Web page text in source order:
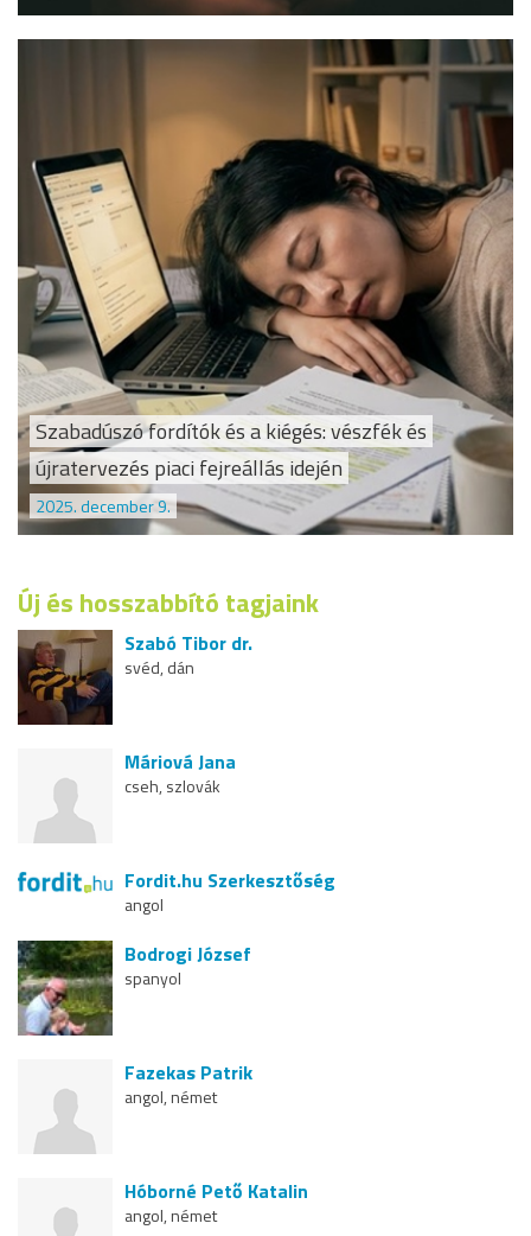
Szabadúszó fordítók és a kiégés: vészfék és
újratervezés piaci fejreállás idején
2025. december 9.
Új és hosszabbító tagjaink
Szabó Tibor dr.
svéd, dán
Máriová Jana
cseh, szlovák
Fordit.hu Szerkesztőség
angol
Bodrogi József
spanyol
Fazekas Patrik
angol, német
Hóborné Pető Katalin
angol, német